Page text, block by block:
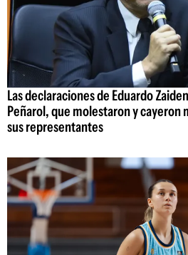
Las declaraciones de Eduardo
Peñarol, que molestaron y cayeron
sus representantes